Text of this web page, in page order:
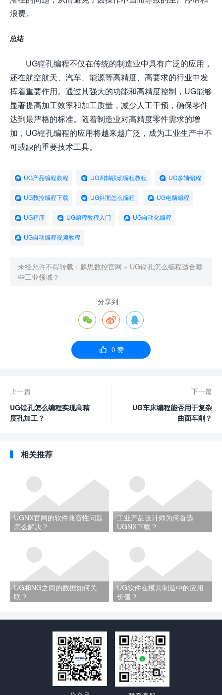
浪费。
总结
UG镗孔编程不仅在传统的制造业中具有广泛的应用，
还在航空航天、汽车、能源等高精度、高要求的行业中发
挥着重要作用。通过其强大的功能和高精度控制，UG能够
显著提高加工效率和加工质量，减少人工干预，确保零件
达到最严格的标准。随着制造业对高精度零件需求的增
加，UG镗孔编程的应用将越来越广泛，成为工业生产中不
可或缺的重要技术工具。
UG产品编程教程 UG四轴联动编程教程 UG多轴编程
UG数控编程下载 UG斜面怎么编程 UG电脑编程
UG程序 UG编程教程入门 UG自动化编程
UG自动编程视频教程
未经允许不得转载： 麟思数控官网 » UG镗孔怎么编程适合哪
些工业领域？
分享到
  
 0赞
上一篇
UG镗孔怎么编程实现高精
度孔加工？
下一篇
UG车床编程能否用于复杂
曲面车削？
相关推荐
UGNX官网的软件兼容性问题
怎么解决？
工业产品设计师为何首选
UGNX下载？
UG和NG之间的数据如何关
联？
UG软件在模具制造中的应用
价值？